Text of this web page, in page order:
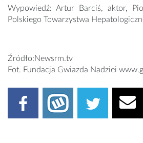
Wypowiedź: Artur Barciś, aktor,
Polskiego Towarzystwa
Źródło:Newsrm.tv
Fot. Fundacja Gwiazda Nadziei